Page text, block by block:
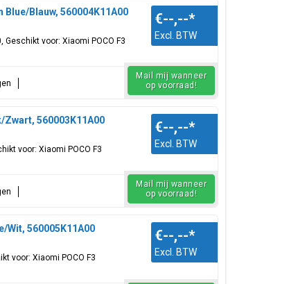
Blue/Blauw, 560004K11A00
Geschikt voor: Xiaomi POCO F3
€--,--*
Excl. BTW
Mail mij wanneer
op voorraad!
Zwart, 560003K11A00
voor: Xiaomi POCO F3
€--,--*
Excl. BTW
Mail mij wanneer
op voorraad!
Wit, 560005K11A00
voor: Xiaomi POCO F3
€--,--*
Excl. BTW